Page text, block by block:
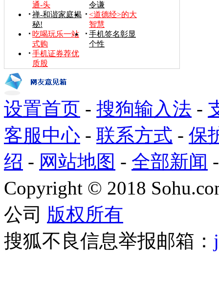
通-头
令谦
禅-和谐家庭揭
秘!
<道德经>的大
智慧
吃喝玩乐一站
式购
手机签名彰显
个性
手机证券荐优
质股
设置首页 - 搜狗输入法 -
客服中心 - 联系方式 - 保
绍 - 网站地图 - 全部新闻
Copyright © 2018
公司 版权所有
搜狐不良信息举报邮箱：